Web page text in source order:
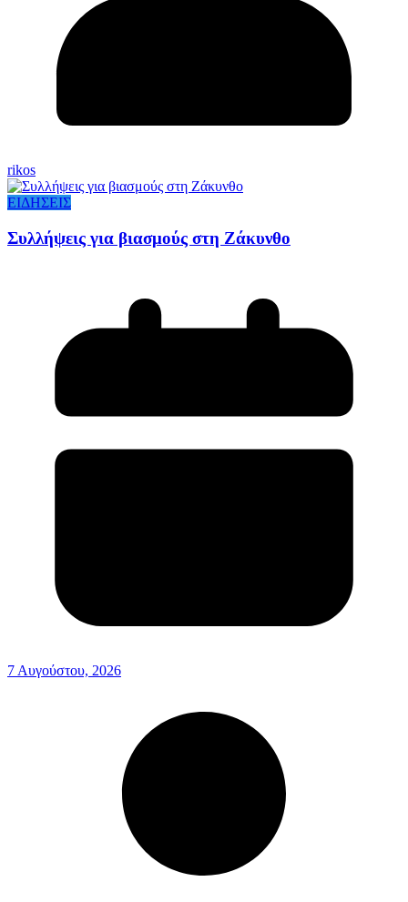
rikos
ΕΙΔΗΣΕΙΣ
Συλλήψεις για βιασμούς στη Ζάκυνθο
7 Αυγούστου, 2026